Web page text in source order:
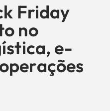
Friday
no
e-